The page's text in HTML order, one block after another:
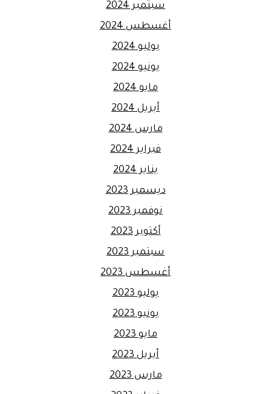
سبتمبر 2024
أغسطس 2024
يوليو 2024
يونيو 2024
مايو 2024
أبريل 2024
مارس 2024
فبراير 2024
يناير 2024
ديسمبر 2023
نوفمبر 2023
أكتوبر 2023
سبتمبر 2023
أغسطس 2023
يوليو 2023
يونيو 2023
مايو 2023
أبريل 2023
مارس 2023